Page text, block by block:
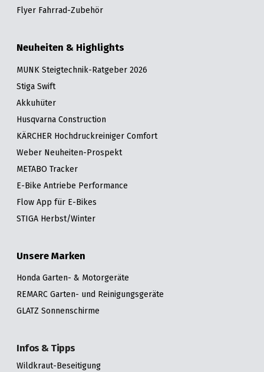
Flyer Fahrrad-Zubehör
Neuheiten & Highlights
MUNK Steigtechnik-Ratgeber 2026
Stiga Swift
Akkuhüter
Husqvarna Construction
KÄRCHER Hochdruckreiniger Comfort
Weber Neuheiten-Prospekt
METABO Tracker
E-Bike Antriebe Performance
Flow App für E-Bikes
STIGA Herbst/Winter
Unsere Marken
Honda Garten- & Motorgeräte
REMARC Garten- und Reinigungsgeräte
GLATZ Sonnenschirme
Infos & Tipps
Wildkraut-Beseitigung